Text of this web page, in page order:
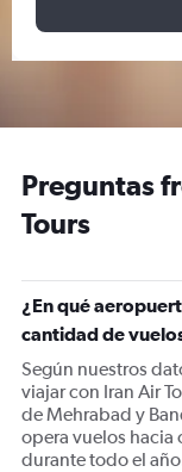
Preguntas
Tours
¿En qué
cantidad de
Según nuestros
viajar con Iran Air
de Mehrabad y
opera vuelos hacia
durante todo el